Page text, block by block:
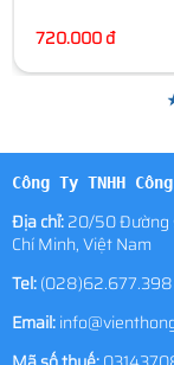
350.000 đ
Công Ty TNHH
Địa chỉ:20/50 Đường
Chí Minh, Việt Nam
Tel:
Email: